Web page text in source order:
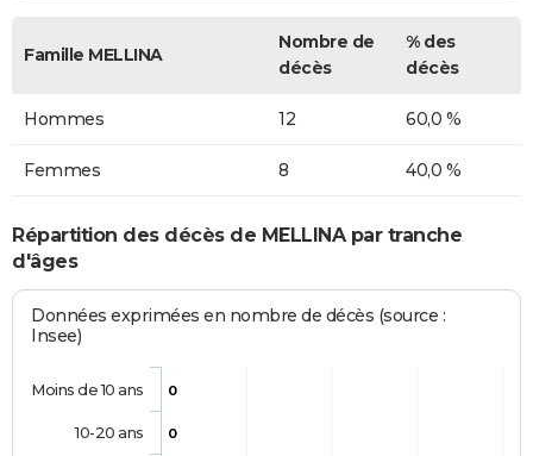
Famille MELLINA
Nombre de
décès
% des
décès
Hommes 12 60,0 %
Femmes 8 40,0 %
Répartition des décès de MELLINA par tranche
d'âges
Données exprimées en nombre de décès (source :
Insee)
0
0
Moins de 10 ans
10-20 ans